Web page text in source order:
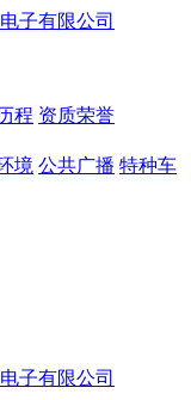
程 资质荣誉
境 公共广播 特种车